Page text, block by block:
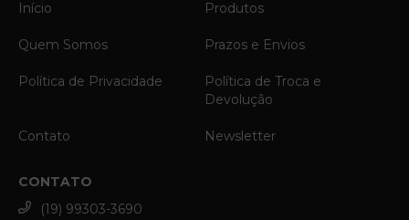
Início
Produtos
Quem Somos Prazos e Envios
Política de Privacidade
Política de Troca e
Devolução
Contato Newsletter
CONTATO
(19) 99303-3690